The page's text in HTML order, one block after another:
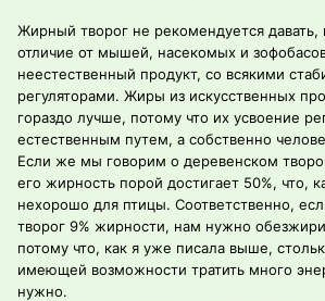
Жирный творог не рекомендуется давать,
отличие от мышей, насекомых и
неестественный продукт, со всякими
регуляторами. Жиры из искусственных
гораздо лучше, потому что их усвоение
естественным путем, а собственно
Если же мы говорим о деревенском
его жирность порой достигает 50%, что,
нехорошо для птицы. Соответственно,
творог 9% жирности, нам нужно
потому что, как я уже писала выше,
имеющей возможности тратить много
нужно.